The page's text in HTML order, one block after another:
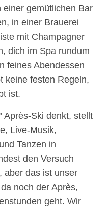
einer gemütlichen Bar
in einer Brauerei
mit Champagner
dich im Spa rundum
feines Abendessen
keine festen Regeln,
ist.
Après-Ski denkt, stellt
Live-Musik,
Tanzen in
den Versuch
aber das ist unser
noch der Après,
geht. Wir